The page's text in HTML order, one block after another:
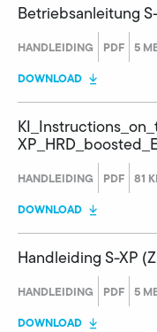
Betriebsanleitung
HANDLEIDING PDF 5
DOWNLOAD
HANDLEIDING PDF 81
DOWNLOAD
Handleiding S-XP
HANDLEIDING PDF 5
DOWNLOAD